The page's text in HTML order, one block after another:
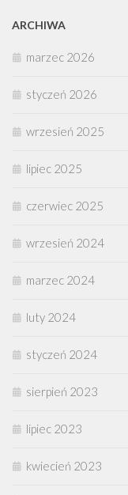
ARCHIWA
marzec 2026
styczeń 2026
wrzesień 2025
lipiec 2025
czerwiec 2025
wrzesień 2024
marzec 2024
luty 2024
styczeń 2024
sierpień 2023
lipiec 2023
kwiecień 2023